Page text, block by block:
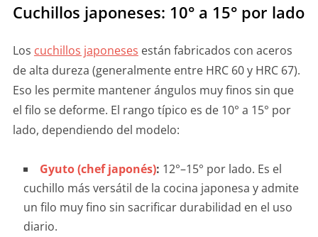
Cuchillos japoneses: 10° a 15° por lado
Los cuchillos japoneses están fabricados con aceros
de alta dureza (generalmente entre HRC 60 y HRC 67).
Eso les permite mantener ángulos muy finos sin que
el filo se deforme. El rango típico es de 10° a 15° por
lado, dependiendo del modelo:
Gyuto (chef japonés): 12°–15° por lado. Es el
cuchillo más versátil de la cocina japonesa y admite
un filo muy fino sin sacrificar durabilidad en el uso
diario.